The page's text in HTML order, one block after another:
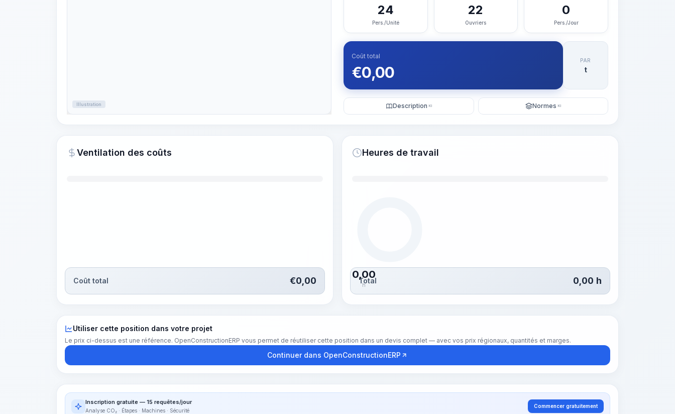
Illustration
24
Pers./Unité
22
Ouvriers
0
Pers./Jour
Coût total
€0,00
PAR
t
Description KI Normes KI
Ventilation des coûts
Coût total €0,00
Heures de travail
0,00
h
Total 0,00 h
Utiliser cette position dans votre projet
Le prix ci-dessus est une référence. OpenConstructionERP vous permet de réutiliser cette position dans un devis complet — avec vos prix régionaux, quantités et marges.
Continuer dans OpenConstructionERP
Inscription gratuite — 15 requêtes/jour
Analyse CO₂ · Étapes · Machines · Sécurité
Commencer gratuitement